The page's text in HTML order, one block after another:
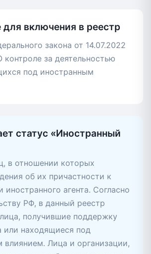
для включения в реестр
закона от 14.07.2022
за деятельностью
под иностранным
статус «Иностранный
в отношении которых
об их причастности к
иностранного агента. Согласно
РФ, в данный реестр
получившие поддержку
или находящиеся под
влиянием. Лица и организации,